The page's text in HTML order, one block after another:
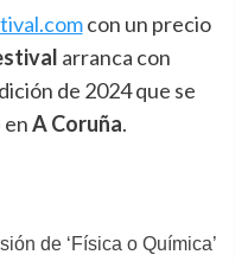
con un precio
arranca con
de 2024 que se
enA Coruña.
de ‘Física o Química’